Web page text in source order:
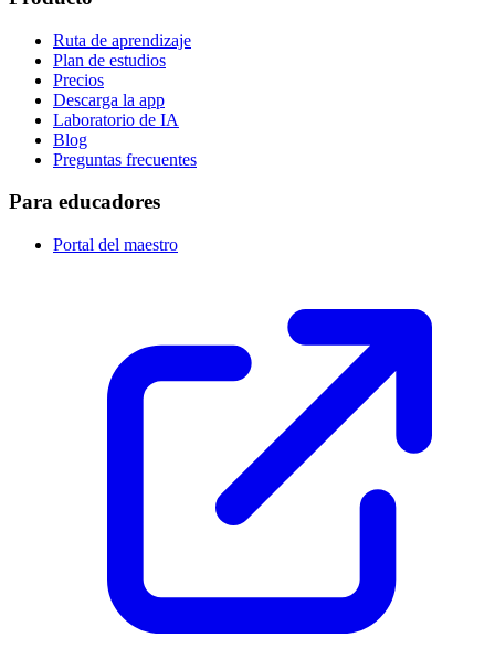
Ruta de aprendizaje
Plan de estudios
Precios
Descarga la app
Laboratorio de IA
Blog
Preguntas frecuentes
Para educadores
Portal del maestro